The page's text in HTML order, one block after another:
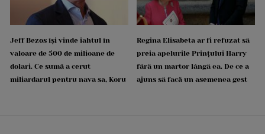
Jeff Bezos își vinde iahtul în
valoare de 500 de milioane de
dolari. Ce sumă a cerut
miliardarul pentru nava sa, Koru
Regina Elisabeta ar fi refuzat să
preia apelurile Prințului Harry
fără un martor lângă ea. De ce a
ajuns să facă un asemenea gest